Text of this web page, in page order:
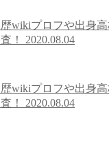
wikiプロフや出身
！ 2020.08.04
wikiプロフや出身
！ 2020.08.04